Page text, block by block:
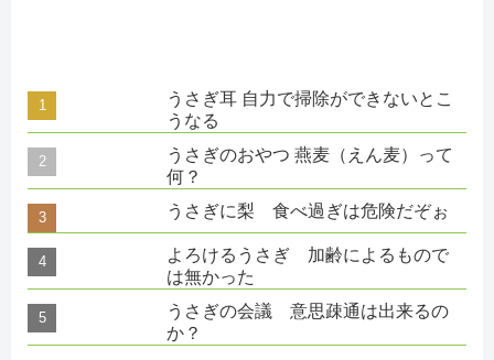
うさぎ耳 自力で掃除ができないとこ
うなる
うさぎのおやつ 燕麦（えん麦）って
何？
うさぎに梨 食べ過ぎは危険だぞぉ
よろけるうさぎ 加齢によるもので
は無かった
うさぎの会議 意思疎通は出来るの
か？